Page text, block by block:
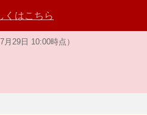
くはこちら
29日 10:00時点）